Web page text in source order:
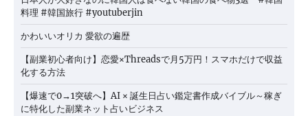
料理 #韓国旅行 #youtuberjin
かわいいオリカ 愛欲の遍歴
【副業初心者向け】恋愛×Threadsで月5万円！スマホだけで収益
化する方法
【爆速で0→1突破へ】AI × 誕生日占い鑑定書作成バイブル～稼ぎ
に特化した副業ネット占いビジネス